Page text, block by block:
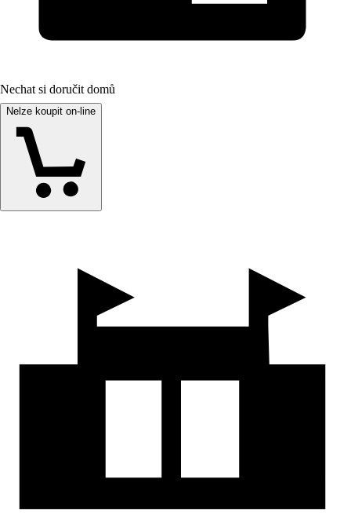
Nechat si doručit domů
Nelze koupit on-line